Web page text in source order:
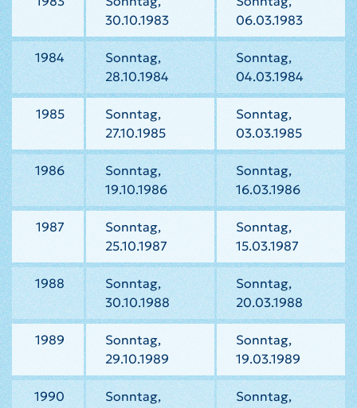
30.10.1983
06.03.1983
1984
Sonntag,
28.10.1984
Sonntag,
04.03.1984
1985
Sonntag,
27.10.1985
Sonntag,
03.03.1985
1986
Sonntag,
19.10.1986
Sonntag,
16.03.1986
1987
Sonntag,
25.10.1987
Sonntag,
15.03.1987
1988
Sonntag,
30.10.1988
Sonntag,
20.03.1988
1989
Sonntag,
29.10.1989
Sonntag,
19.03.1989
1990
Sonntag,
Sonntag,